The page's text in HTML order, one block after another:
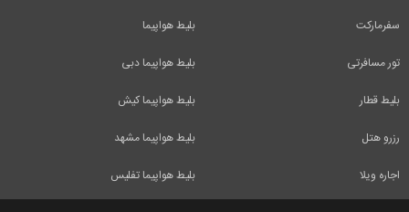
بلیط هواپیما
بلیط هواپیما دبی
بلیط هواپیما کیش
بلیط هواپیما مشهد
بلیط هواپیما تفلیس
سفرمارکت
تور مسافرتی
بلیط قطار
رزرو هتل
اجاره ویلا